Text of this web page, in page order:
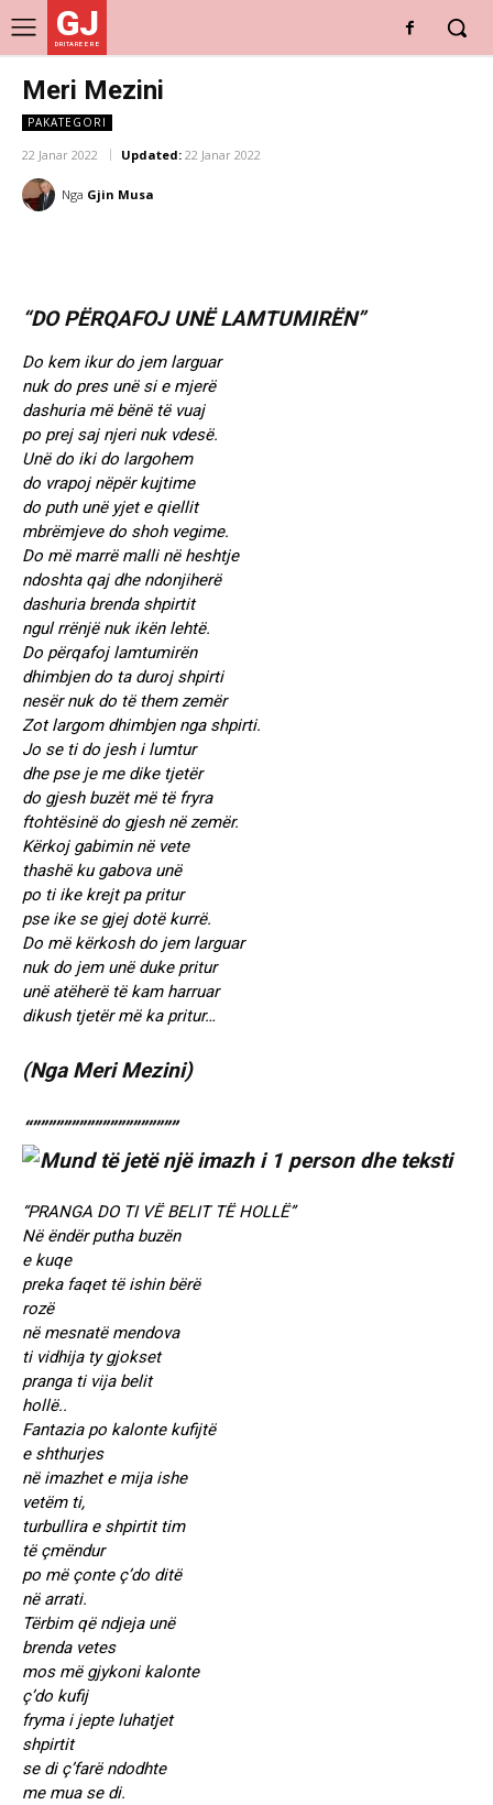
GJ
DRITARE E RE
Meri Mezini
PAKATEGORI
22 Janar 2022 Updated: 22 Janar 2022
Nga Gjin Musa
“DO PËRQAFOJ UNË LAMTUMIRËN”
Do kem ikur do jem larguar
nuk do pres unë si e mjerë
dashuria më bënë të vuaj
po prej saj njeri nuk vdesë.
Unë do iki do largohem
do vrapoj nëpër kujtime
do puth unë yjet e qiellit
mbrëmjeve do shoh vegime.
Do më marrë malli në heshtje
ndoshta qaj dhe ndonjiherë
dashuria brenda shpirtit
ngul rrënjë nuk ikën lehtë.
Do përqafoj lamtumirën
dhimbjen do ta duroj shpirti
nesër nuk do të them zemër
Zot largom dhimbjen nga shpirti.
Jo se ti do jesh i lumtur
dhe pse je me dike tjetër
do gjesh buzët më të fryra
ftohtësinë do gjesh në zemër.
Kërkoj gabimin në vete
thashë ku gabova unë
po ti ike krejt pa pritur
pse ike se gjej dotë kurrë.
Do më kërkosh do jem larguar
nuk do jem unë duke pritur
unë atëherë të kam harruar
dikush tjetër më ka pritur…
(Nga Meri Mezini)
“”””””””””””””””””””
“PRANGA DO TI VË BELIT TË HOLLË”
Në ëndër putha buzën
e kuqe
preka faqet të ishin bërë
rozë
në mesnatë mendova
ti vidhija ty gjokset
pranga ti vija belit
hollë..
Fantazia po kalonte kufijtë
e shthurjes
në imazhet e mija ishe
vetëm ti,
turbullira e shpirtit tim
të çmëndur
po më çonte ç’do ditë
në arrati.
Tërbim që ndjeja unë
brenda vetes
mos më gjykoni kalonte
ç’do kufij
fryma i jepte luhatjet
shpirtit
se di ç’farë ndodhte
me mua se di.